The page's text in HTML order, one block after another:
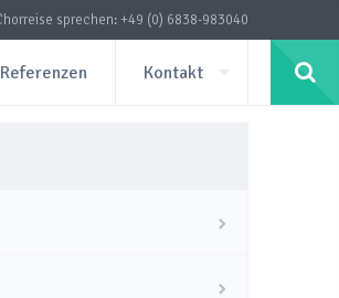
sprechen: +49 (0) 6838-983040
Referenzen Kontakt